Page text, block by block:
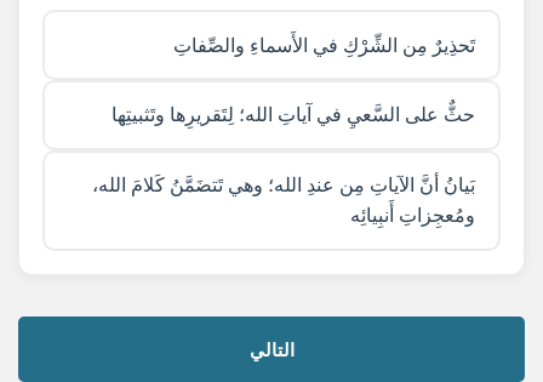
تَحذِيرٌ مِن الشِّرْكِ في الأَسماءِ والصِّفاتِ
حثٌّ على السَّعيِ في آياتِ الله؛ لِتَقريرِها وتَثبيتِها
بَيانُ أنَّ الآياتِ مِن عندِ الله؛ وهي تَتضَمَّنُ كَلامَ الله،
ومُعجِزاتِ أَنبِيائِه
التالي